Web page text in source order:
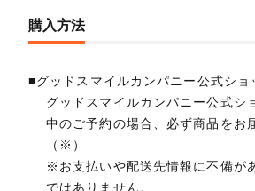
購入方法
■グッドスマイルカンパニー公式ショ
グッドスマイルカンパニー公式シ
中のご予約の場合、必ず商品をお
（※）
※お支払いや配送先情報に不備が
ではありません。